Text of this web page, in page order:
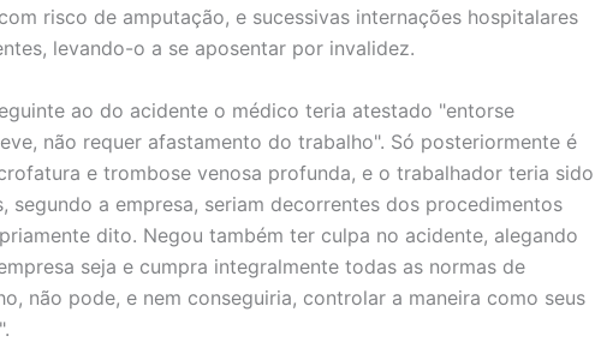
risco de amputação, e sucessivas internações hospitalares
levando-o a se aposentar por invalidez.
ao do acidente o médico teria atestado "entorse
não requer afastamento do trabalho". Só posteriormente é
e trombose venosa profunda, e o trabalhador teria sido
segundo a empresa, seriam decorrentes dos procedimentos
dito. Negou também ter culpa no acidente, alegando
seja e cumpra integralmente todas as normas de
não pode, e nem conseguiria, controlar a maneira como seus